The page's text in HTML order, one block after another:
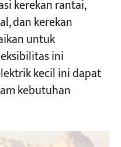
kerekan rantai,
dan kerekan
untuk
ini
kecil ini dapat
kebutuhan